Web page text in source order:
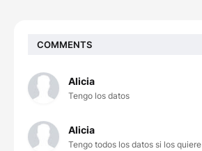
COMMENTS
Alicia
Tengo los datos
Alicia
Tengo todos los datos si los quiere